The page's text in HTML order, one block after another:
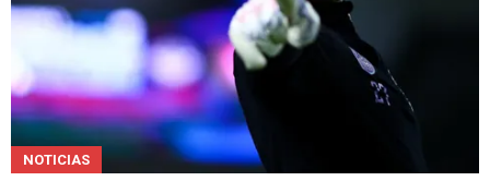
NOTICIAS